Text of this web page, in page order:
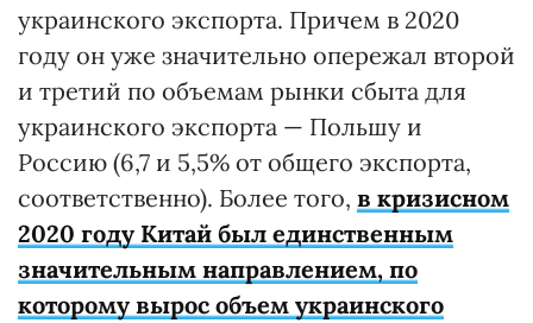
украинского экспорта. Причем в 2020
году он уже значительно опережал второй
и третий по объемам рынки сбыта для
украинского экспорта — Польшу и
Россию (6,7 и 5,5% от общего экспорта,
соответственно). Более того, в кризисном
2020 году Китай был единственным
значительным направлением, по
которому вырос объем украинского